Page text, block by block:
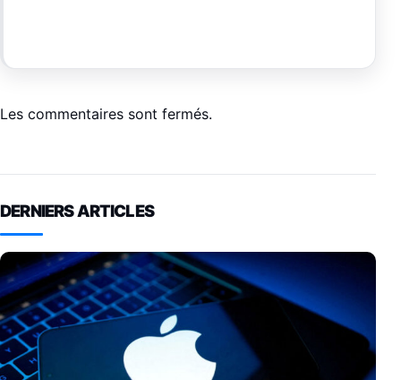
Les commentaires sont fermés.
DERNIERS ARTICLES